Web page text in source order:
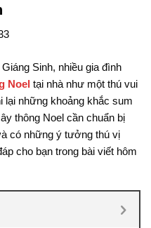
Sinh, nhiều gia đình
Noel tại nhà như một thú vui
lại những khoảng khắc sum
thông Noel cần chuẩn bị
có những ý tưởng thú vị
cho bạn trong bài viết hôm